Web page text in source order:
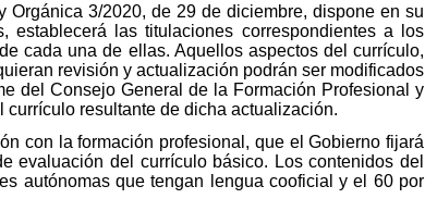
3/2020, de 29 de diciembre, dispone en su
las titulaciones correspondientes a los
cada una de ellas. Aquellos aspectos del currículo,
revisión y actualización podrán ser modificados
del Consejo General de la Formación Profesional y
resultante de dicha actualización.
con la formación profesional, que el Gobierno fijará
evaluación del currículo básico. Los contenidos del
autónomas que tengan lengua cooficial y el 60 por